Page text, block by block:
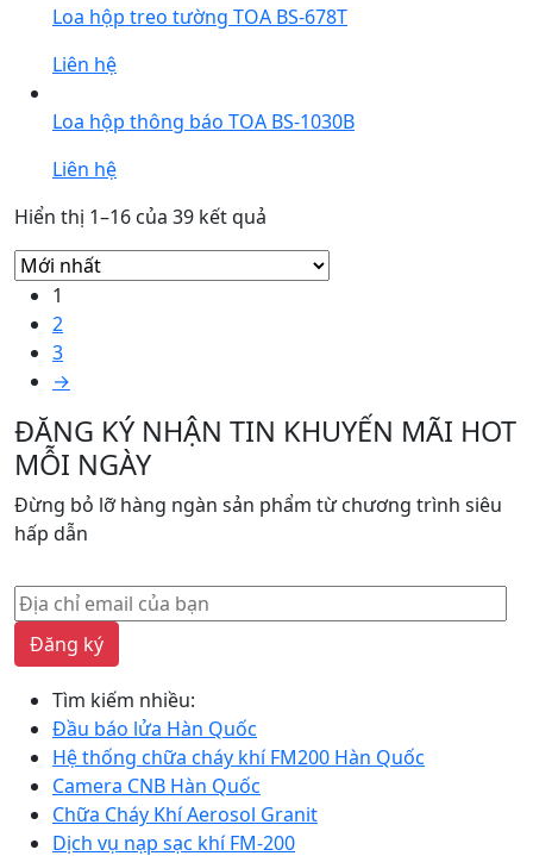
Loa hộp treo tường TOA BS-678T
Liên hệ
Loa hộp thông báo TOA BS-1030B
Liên hệ
Hiển thị 1–16 của 39 kết quả
sắp
1
2
3
→
ĐĂNG KÝ NHẬN TIN KHUYẾN MÃI HOT
MỖI NGÀY
Đừng bỏ lỡ hàng ngàn sản phẩm từ chương trình siêu
hấp dẫn
Đăng ký
Tìm kiếm nhiều:
Đầu báo lửa Hàn Quốc
Hệ thống chữa cháy khí FM200 Hàn Quốc
Camera CNB Hàn Quốc
Chữa Cháy Khí Aerosol Granit
Dịch vụ nạp sạc khí FM-200